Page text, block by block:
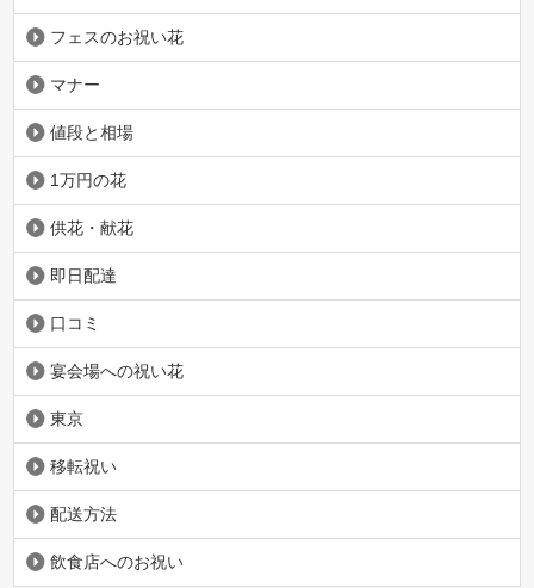
フェスのお祝い花
マナー
値段と相場
1万円の花
供花・献花
即日配達
口コミ
宴会場への祝い花
東京
移転祝い
配送方法
飲食店へのお祝い